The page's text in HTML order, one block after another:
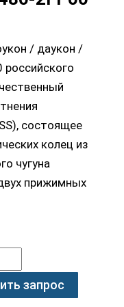
/ даукон /
российского
состоящее
колец из
чугуна
прижимных
запрос